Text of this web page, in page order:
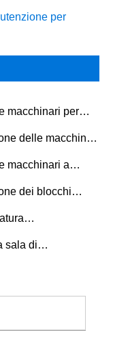
per
macchinari per
delle
delle macchine
migliorare
macchinari a
apparecchiature e
dei blocchi
produzione di
per mattoni
sala di